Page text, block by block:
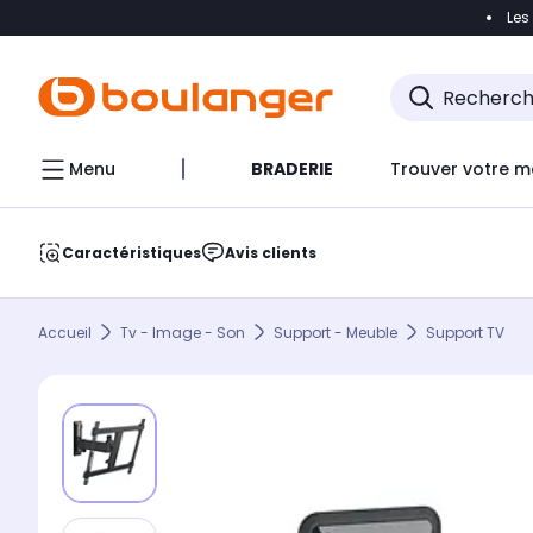
Accéder
Menu BRADERIE Trouver votre
Caractéristiques Avis clients
Accueil Tv - Image - Son Support - Meuble Support TV